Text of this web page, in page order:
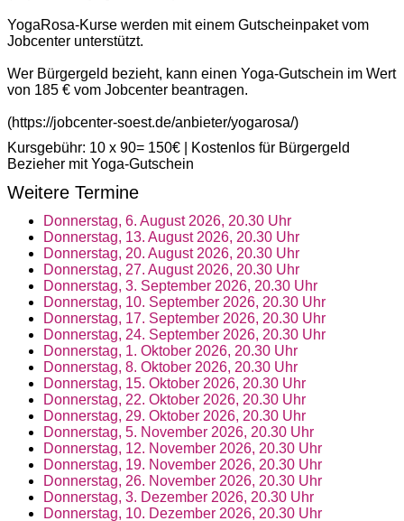
YogaRosa-Kurse werden mit einem Gutscheinpaket vom
Jobcenter unterstützt.
Wer Bürgergeld bezieht, kann einen Yoga-Gutschein im Wert
von 185 € vom Jobcenter beantragen.
(https://jobcenter-soest.de/anbieter/yogarosa/)
Kursgebühr: 10 x 90= 150€ | Kostenlos für Bürgergeld
Bezieher mit Yoga-Gutschein
Weitere Termine
Donnerstag, 6. August 2026, 20.30 Uhr
Donnerstag, 13. August 2026, 20.30 Uhr
Donnerstag, 20. August 2026, 20.30 Uhr
Donnerstag, 27. August 2026, 20.30 Uhr
Donnerstag, 3. September 2026, 20.30 Uhr
Donnerstag, 10. September 2026, 20.30 Uhr
Donnerstag, 17. September 2026, 20.30 Uhr
Donnerstag, 24. September 2026, 20.30 Uhr
Donnerstag, 1. Oktober 2026, 20.30 Uhr
Donnerstag, 8. Oktober 2026, 20.30 Uhr
Donnerstag, 15. Oktober 2026, 20.30 Uhr
Donnerstag, 22. Oktober 2026, 20.30 Uhr
Donnerstag, 29. Oktober 2026, 20.30 Uhr
Donnerstag, 5. November 2026, 20.30 Uhr
Donnerstag, 12. November 2026, 20.30 Uhr
Donnerstag, 19. November 2026, 20.30 Uhr
Donnerstag, 26. November 2026, 20.30 Uhr
Donnerstag, 3. Dezember 2026, 20.30 Uhr
Donnerstag, 10. Dezember 2026, 20.30 Uhr